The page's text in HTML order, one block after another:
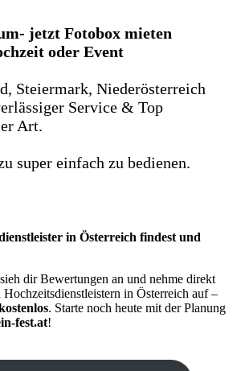
jetzt Fotobox mieten
oder Event
Steiermark, Niederösterreich
Service & Top
Art.
super einfach zu bedienen.
in Österreich findest und
dir Bewertungen an und nehme direkt
in Österreich auf –
. Starte noch heute mit der Planung
fest.at!